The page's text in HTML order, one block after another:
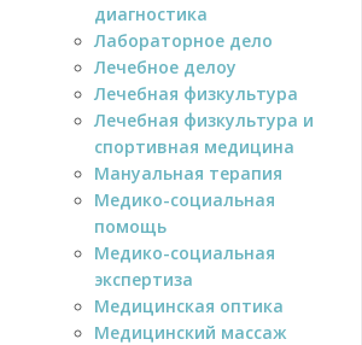
диагностика
Лабораторное дело
Лечебное делоу
Лечебная физкультура
Лечебная физкультура и
спортивная медицина
Мануальная терапия
Медико-социальная
помощь
Медико-социальная
экспертиза
Медицинская оптика
Медицинский массаж